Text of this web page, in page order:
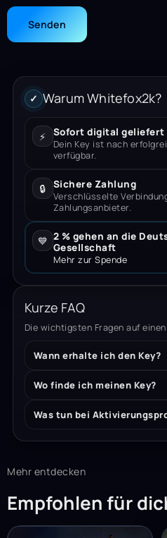
✓ Warum Whitefox2k?
⚡ Sofort digital geliefert
Dein Key ist nach
verfügbar.
🔒 Sichere Zahlung
Verschlüsselte
Zahlungsanbieter.
💙 2 % gehen an die
Gesellschaft
Mehr zur Spende
Kurze FAQ
Die wichtigsten Fragen auf
Wann erhalte ich den Key?
Wo finde ich meinen Key?
Was tun bei
Mehr entdecken
Empfohlen für